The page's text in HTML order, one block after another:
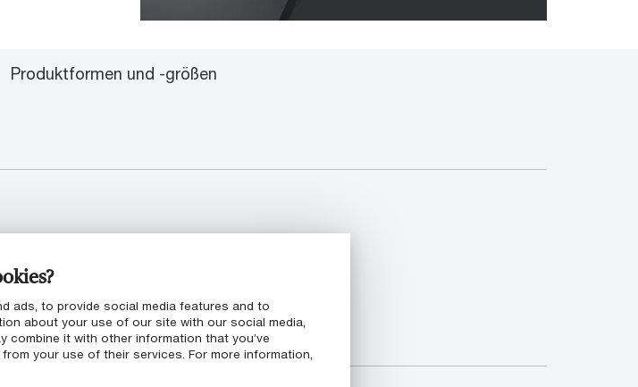
ads, to provide social media features and to
about your use of our site with our social media,
combine it with other information that you’ve
your use of their services. For more information,
Produktformen und -größen